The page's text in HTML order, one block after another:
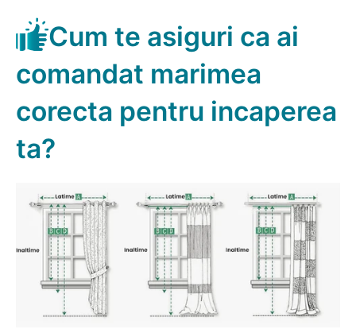
Cum te asiguri ca ai
comandat marimea
corecta pentru incaperea
ta?